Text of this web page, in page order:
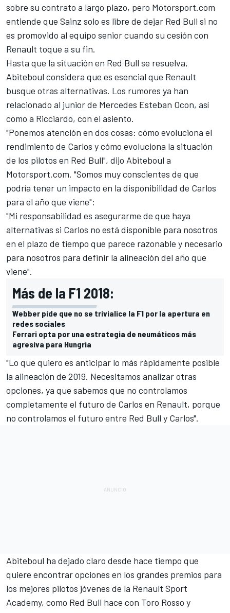
sobre su contrato a largo plazo, pero Motorsport.com
entiende que Sainz solo es libre de dejar Red Bull si no
es promovido al equipo senior cuando su cesión con
Renault toque a su fin.
Hasta que la situación en Red Bull se resuelva,
Abiteboul considera que es esencial que Renault
busque otras alternativas. Los rumores ya han
relacionado al junior de Mercedes Esteban Ocon, así
como a Ricciardo, con el asiento.
"Ponemos atención en dos cosas: cómo evoluciona el
rendimiento de Carlos y cómo evoluciona la situación
de los pilotos en Red Bull", dijo Abiteboul a
Motorsport.com. "Somos muy conscientes de que
podría tener un impacto en la disponibilidad de Carlos
para el año que viene":
"Mi responsabilidad es asegurarme de que haya
alternativas si Carlos no está disponible para nosotros
en el plazo de tiempo que parece razonable y necesario
para nosotros para definir la alineación del año que
viene".
Más de la F1 2018:
Webber pide que no se trivialice la F1 por la apertura en
redes sociales
Ferrari opta por una estrategia de neumáticos más
agresiva para Hungría
"Lo que quiero es anticipar lo más rápidamente posible
la alineación de 2019. Necesitamos analizar otras
opciones, ya que sabemos que no controlamos
completamente el futuro de Carlos en Renault, porque
no controlamos el futuro entre Red Bull y Carlos".
Abiteboul ha dejado claro desde hace tiempo que
quiere encontrar opciones en los grandes premios para
los mejores pilotos jóvenes de la Renault Sport
Academy, como Red Bull hace con Toro Rosso y